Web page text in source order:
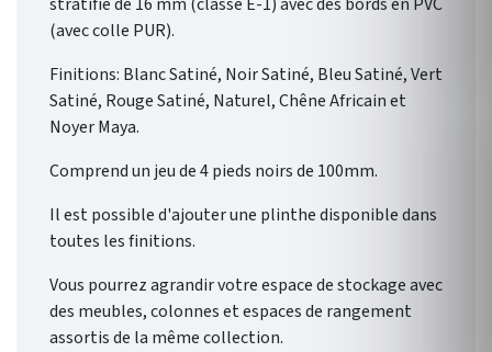
(avec colle PUR).
Finitions: Blanc Satiné, Noir Satiné, Bleu Satiné, Vert
Satiné, Rouge Satiné, Naturel, Chêne Africain et
Noyer Maya.
Comprend un jeu de 4 pieds noirs de 100mm.
Il est possible d'ajouter une plinthe disponible dans
toutes les finitions.
Vous pourrez agrandir votre espace de stockage avec
des meubles, colonnes et espaces de rangement
assortis de la même collection.